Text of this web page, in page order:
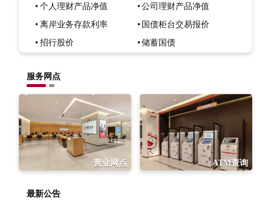
个人理财产品净值
公司理财产品净值
离岸业务存款利率
国债柜台交易报价
招行股价
储蓄国债
服务网点
营业网点 ATM查询
最新公告